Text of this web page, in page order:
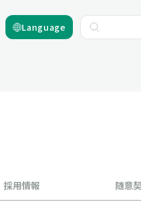
Language
採用情報 随意